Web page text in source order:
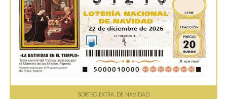
SORTEO EXTRA. DE NAVIDAD